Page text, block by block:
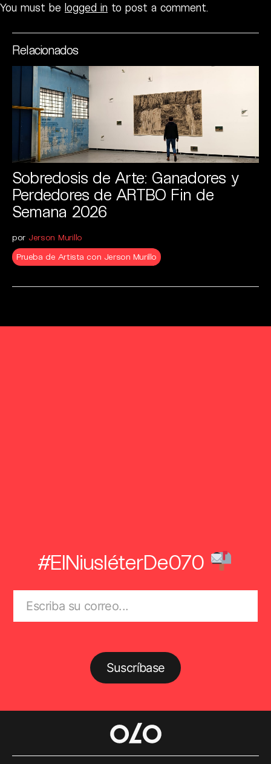
You must be logged in to post a comment.
Relacionados
Sobredosis de Arte: Ganadores y
Perdedores de ARTBO Fin de
Semana 2026
por Jerson Murillo
Prueba de Artista con Jerson Murillo
#ElNiusléterDe070
Suscríbase